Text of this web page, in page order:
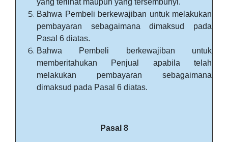
yang terlihat maupun yang tersembunyi.
Bahwa Pembeli berkewajiban untuk melakukan
pembayaran sebagaimana dimaksud pada
Pasal 6 diatas.
Bahwa Pembeli berkewajiban untuk
memberitahukan Penjual apabila telah
melakukan pembayaran sebagaimana
dimaksud pada Pasal 6 diatas.
Pasal 8